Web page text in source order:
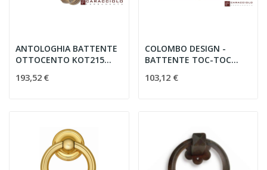
ANTOLOGHIA BATTENTE
OTTOCENTO KOT215
193,52 €
COLOMBO DESIGN -
BATTENTE TOC-TOC
103,12 €